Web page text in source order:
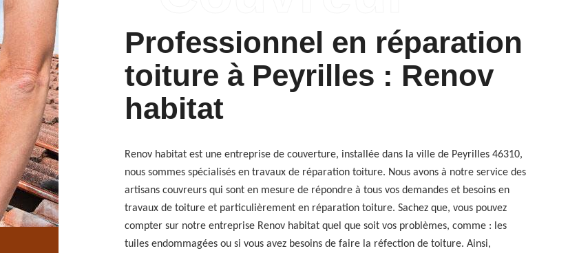
Professionnel en réparation
toiture à Peyrilles : Renov
habitat
Renov habitat est une entreprise de couverture, installée dans la ville de Peyrilles 46310,
nous sommes spécialisés en travaux de réparation toiture. Nous avons à notre service des
artisans couvreurs qui sont en mesure de répondre à tous vos demandes et besoins en
travaux de toiture et particulièrement en réparation toiture. Sachez que, vous pouvez
compter sur notre entreprise Renov habitat quel que soit vos problèmes, comme : les
tuiles endommagées ou si vous avez besoins de faire la réfection de toiture. Ainsi,